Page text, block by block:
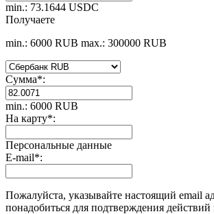
min.: 73.1644 USDC
Получаете
min.: 6000 RUB max.: 300000 RUB
Сумма*:
min.: 6000 RUB
На карту*:
Персональные данные
E-mail*:
Пожалуйста, указывайте настоящий email
понадобиться для подтверждения действий